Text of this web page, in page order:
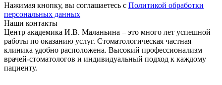
Нажимая кнопку, вы соглашаетесь с Политикой обработки
персональных данных
Наши контакты
Центр академика И.В. Маланьина – это много лет успешной
работы по оказанию услуг. Стоматологическая частная
клиника удобно расположена. Высокий профессионализм
врачей-стоматологов и индивидуальный подход к каждому
пациенту.